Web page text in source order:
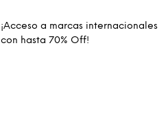
¡Acceso a marcas internacionales
con hasta 70% Off!